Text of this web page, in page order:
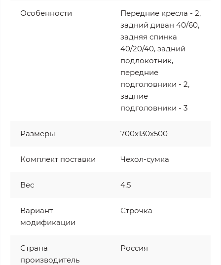
Особенности
Передние кресла - 2,
задний диван 40/60,
задняя спинка
40/20/40, задний
подлокотник,
передние
подголовники - 2,
задние
подголовники - 3
Размеры 700x130x500
Комплект поставки Чехол-сумка
Вес 4.5
Вариант
модификации
Строчка
Страна
производитель
Россия